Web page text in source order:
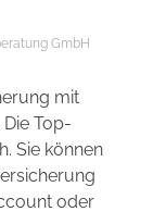
GmbH
mit
Top-
Sie können
oder